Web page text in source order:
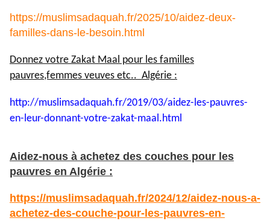
https://muslimsadaquah.fr/2025/10/aidez-deux-
familles-dans-le-besoin.html
Donnez votre Zakat Maal pour les familles
pauvres,femmes veuves etc.. Algérie :
http://muslimsadaquah.fr/2019/03/aidez-les-pauvres-
en-leur-donnant-votre-zakat-maal.html
Aidez-nous à achetez des couches pour les
pauvres en Algérie :
https://muslimsadaquah.fr/2024/12/aidez-nous-a-
achetez-des-couche-pour-les-pauvres-en-